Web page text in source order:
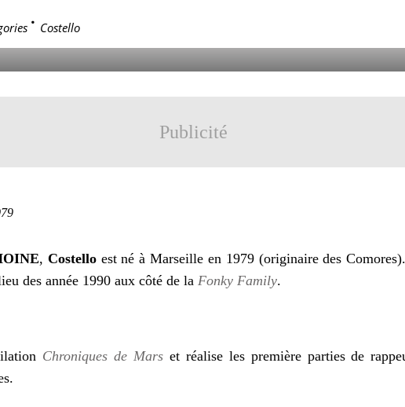
> Costello
Publicité
, Costelloest né à Marseille en 1979 (originaire des
des année 1990 aux côté de la Fonky Family.
Chroniques de Mars et réalise les première parties de